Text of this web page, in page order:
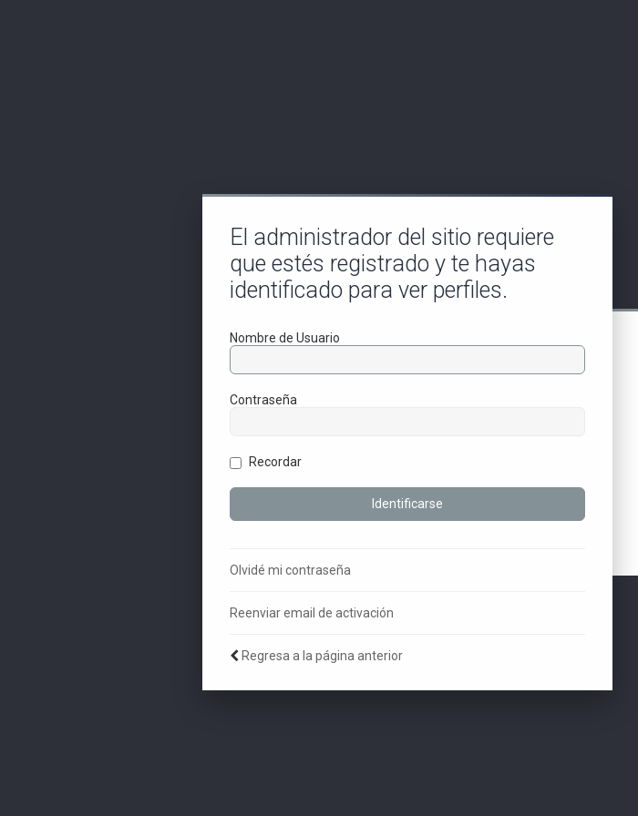
El administrador del sitio requiere
que estés registrado y te hayas
identificado para ver perfiles.
Nombre de Usuario
Contraseña
Recordar
Olvidé mi contraseña
Reenviar email de activación
Regresa a la página anterior